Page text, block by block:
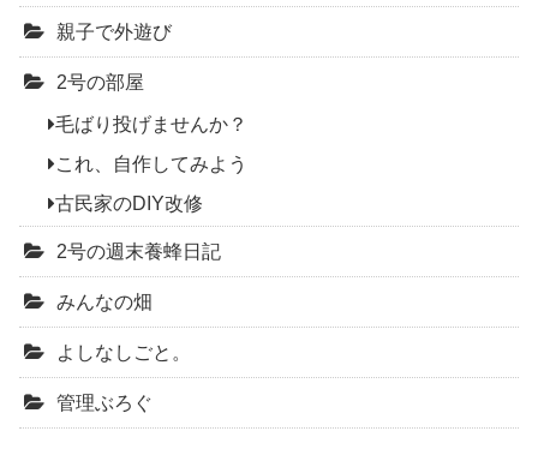
親子で外遊び
2号の部屋
毛ばり投げませんか？
これ、自作してみよう
古民家のDIY改修
2号の週末養蜂日記
みんなの畑
よしなしごと。
管理ぶろぐ